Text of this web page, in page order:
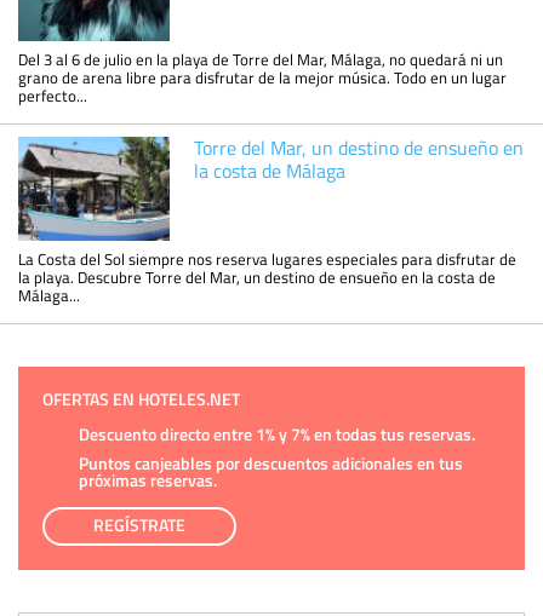
Del 3 al 6 de julio en la playa de Torre del Mar, Málaga, no quedará ni un
grano de arena libre para disfrutar de la mejor música. Todo en un lugar
perfecto...
Torre del Mar, un destino de ensueño en
la costa de Málaga
La Costa del Sol siempre nos reserva lugares especiales para disfrutar de
la playa. Descubre Torre del Mar, un destino de ensueño en la costa de
Málaga...
OFERTAS EN HOTELES.NET
Descuento directo entre 1% y 7% en todas tus reservas.
Puntos canjeables por descuentos adicionales en tus
próximas reservas.
REGÍSTRATE